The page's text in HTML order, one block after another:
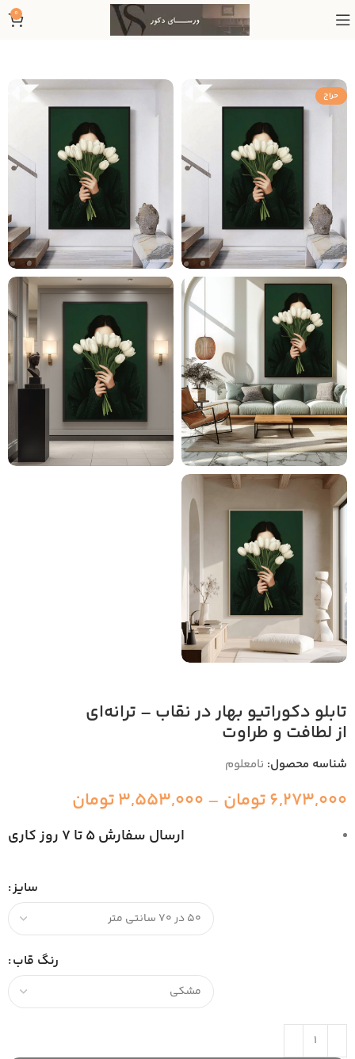
0
حراج
تابلو دکوراتیو بهار در نقاب – ترانه‌ای
از لطافت و طراوت
شناسه محصول: نامعلوم
6,273,000تومان –
3,553,000تومان
ارسال سفارش 5 تا 7 روز کاری
سایز
رنگ قاب